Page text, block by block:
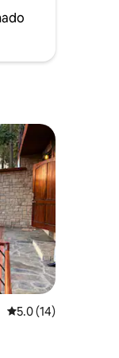
Calificación
5.0 (14)